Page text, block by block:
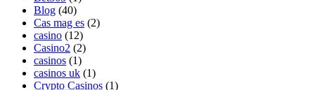
Blog (40)
Cas mag es (2)
casino (12)
Casino2 (2)
casinos (1)
casinos uk (1)
Crypto Casinos (1)